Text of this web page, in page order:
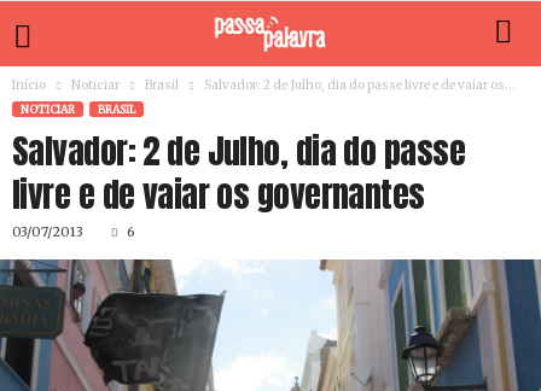
Início Noticiar Brasil Salvador: 2 de Julho, dia do passe livre e de vaiar os...
NOTICIAR BRASIL
Salvador: 2 de Julho, dia do passe
livre e de vaiar os governantes
03/07/2013 6